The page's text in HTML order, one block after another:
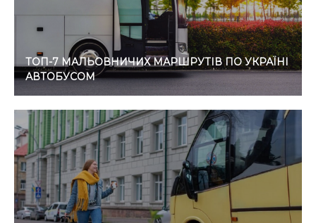
ТОП-7 МАЛЬОВНИЧИХ МАРШРУТІВ ПО УКРАЇНІ
АВТОБУСОМ